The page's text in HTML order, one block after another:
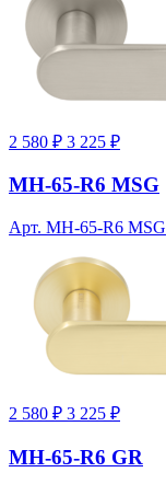
2 580 ₽ 3 225 ₽
MH-65-R6 MSG
Арт. MH-65-R6 MSG
2 580 ₽ 3 225 ₽
MH-65-R6 GR